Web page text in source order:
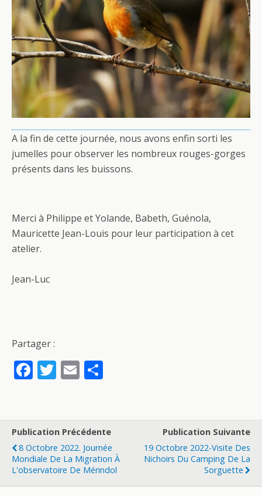
A la fin de cette journée, nous avons enfin sorti les
jumelles pour observer les nombreux rouges-gorges
présents dans les buissons.
Merci à Philippe et Yolande, Babeth, Guénola,
Mauricette Jean-Louis pour leur participation à cet
atelier.
Jean-Luc
Partager :
F
b
o
o
k
T
er
E
l g
er
Publication Précédente
8 Octobre 2022. Journée
Mondiale De La Migration À
L'observatoire De Mérindol
Publication Suivante
19 Octobre 2022-Visite Des
Nichoirs Du Camping De La
Sorguette